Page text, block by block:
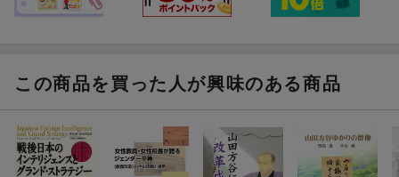
この商品を買った人が興味のある商品